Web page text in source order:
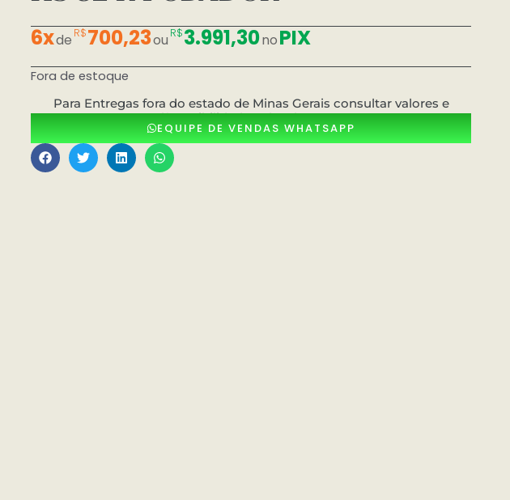
6xde R$700,23ou R$3.991,30noPIX
Fora de estoque
Para Entregas fora do estado de Minas Gerais consultar valores e
dísponibilidade pelo whatsApp
EQUIPE DE VENDAS WHATSAPP